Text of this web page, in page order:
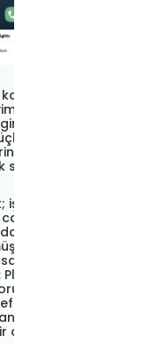
sunmalarına
özelliklere sahip
özellik seti ile
müşterilere
işletmelerin
sohbet,
olmak üzere
sorgularını
Platform,
bir şekilde
çağrılarını
arasındaki
arayüzde takip